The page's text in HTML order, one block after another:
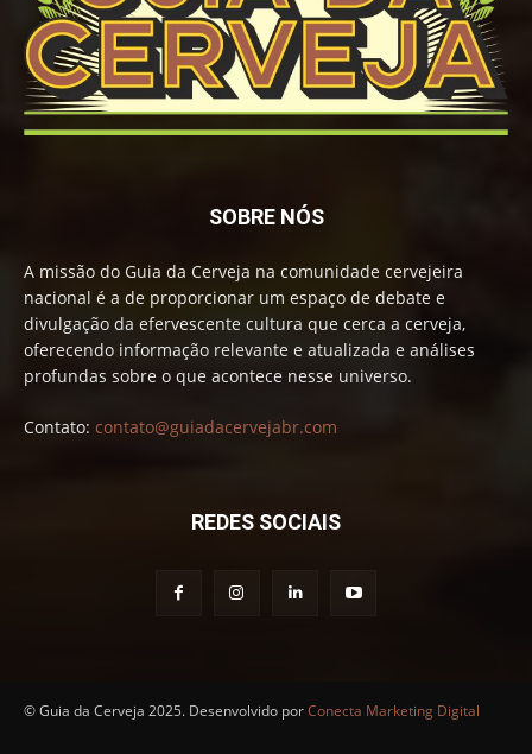
SOBRE NÓS
A missão do Guia da Cerveja na comunidade cervejeira
nacional é a de proporcionar um espaço de debate e
divulgação da efervescente cultura que cerca a cerveja,
oferecendo informação relevante e atualizada e análises
profundas sobre o que acontece nesse universo.
Contato: contato@guiadacervejabr.com
REDES SOCIAIS
© Guia da Cerveja 2025. Desenvolvido porConecta Marketing Digital